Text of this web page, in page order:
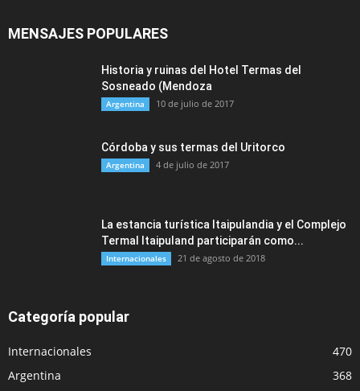
MENSAJES POPULARES
Historia y ruinas del Hotel Termas del
Sosneado (Mendoza
Argentina 10 de julio de 2017
Córdoba y sus termas del Uritorco
Argentina 4 de julio de 2017
La estancia turística Itaipulandia y el Complejo
Termal Itaipuland participarán como...
Internacionales 21 de agosto de 2018
Categoría popular
Internacionales
470
Argentina
368